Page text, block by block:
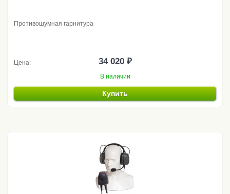
Противошумная гарнитура
Цена: 34 020 ₽
В наличии
Купить